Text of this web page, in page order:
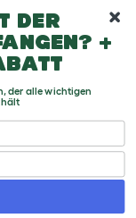
der
+
der alle wichtigen